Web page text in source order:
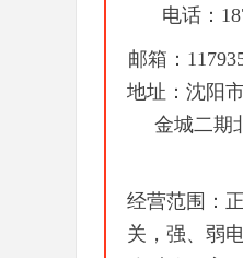
电话：
邮箱：
地址：沈阳
金城二期
经营范围：
关，强、弱